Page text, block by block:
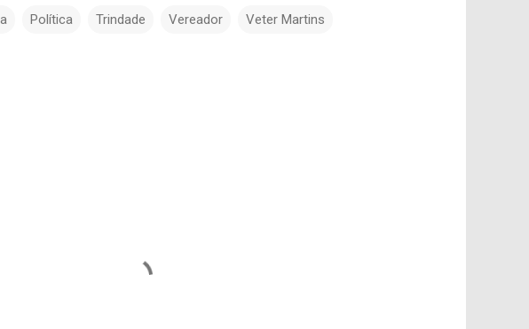
Política Trindade Vereador Veter Martins